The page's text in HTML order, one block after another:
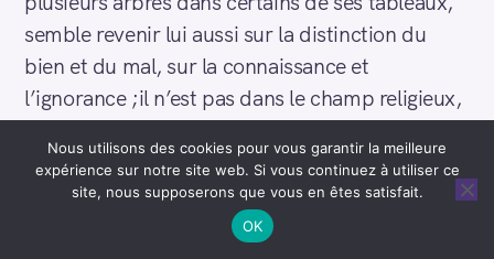
semble revenir lui aussi sur la distinction du
bien et du mal, sur la connaissance et
l’ignorance ;il n’est pas dans le champ religieux,
artistique. Il fait coexister les deux en images, il
affiche la multiplicité des points de vue comme
Nous utilisons des cookies pour vous garantir la meilleure
expérience sur notre site web. Si vous continuez à utiliser ce
site, nous supposerons que vous en êtes satisfait.
OK